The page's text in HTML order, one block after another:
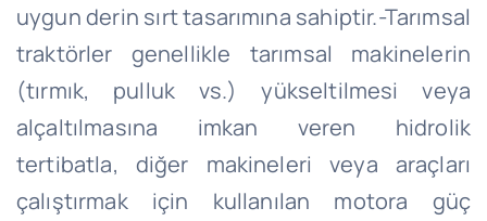
uygun derin sırt tasarımına sahiptir.-Tarımsal
traktörler genellikle tarımsal makinelerin
(tırmık, pulluk vs.) yükseltilmesi veya
alçaltılmasına imkan veren hidrolik
tertibatla, diğer makineleri veya araçları
çalıştırmak için kullanılan motora güç